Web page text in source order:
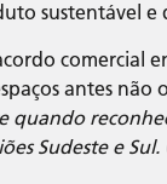
sustentável e
comercial
antes
quando
Sudeste e